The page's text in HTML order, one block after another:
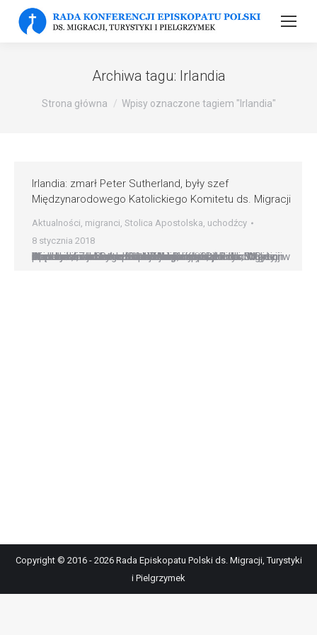
Archiwa tagu: Irlandia
Strona główna Wpisy oznaczone tagiem "Irlandia"
Irlandia: zmarł Peter Sutherland, były szef
Międzynarodowego Katolickiego Komitetu ds. Migracji
Aktualności, migranci, Stolica Apostolska, uchodźcy
8 stycznia 2018
Irlandia: zmarł Peter Sutherland, były szef Międzynarodowego Katolickiego Komitetu ds. Migracji W wieku 67 lat zmarł irlandzki prawnik, polityk, biznesmen i działacz katolicki Peter Sutherland. Był on m.in. komisarzem europejskim, kierował Międzynarodowym Katolickim Komitetem ds. Migracji w Genewie, a także doradzał Administracji Dóbr Stolicy Apostolskiej. Metropolita Dublina abp Diarmuid Martin podkreślił, że Sutherland hojnie wspierał…
Copyright © 2016 - 2026 Rada Episkopatu Polski ds. Migracji, Turystyki
i Pielgrzymek